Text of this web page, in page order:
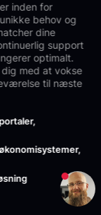
inden for
behov og
dine
support
optimalt.
med at vokse
til næste